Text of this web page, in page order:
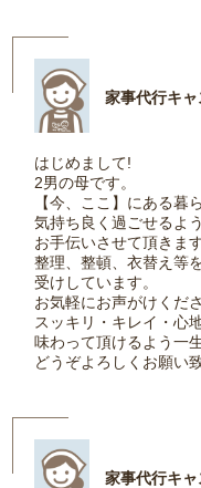
家事代行キ
はじめまして!
2男の母です。
【今、ここ】にある暮
気持ち良く過ごせるよう
お手伝いさせて頂きま
整理、整頓、衣替え等
受けしています。
お気軽にお声がけくだ
スッキリ・キレイ・心
味わって頂けるよう一
どうぞよろしくお願い
家事代行キ